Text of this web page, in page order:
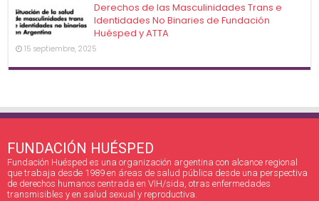
Derechos de las Masculinidades Trans e
Identidades No Binaries de Fundación
Huésped y ATTA
15 septiembre, 2025
FUNDACIÓN HUÉSPED
Fundación Huésped es una organización argentina con alcance regional
que trabaja desde 1989 en áreas de salud pública desde una perspectiva
de derechos humanos centrada en VIH/sida, otras enfermedades
transmisibles y en salud sexual y reproductiva.